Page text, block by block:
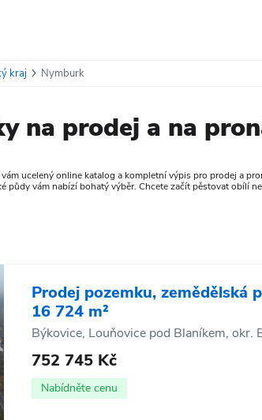
kraj Nymburk
na prodej a na
ucelený online katalog a kompletní výpis pro prodej a
půdy vám nabízí bohatý výběr. Chcete začít pěstovat obílí
Prodej pozemku, zemědělská
16 724 m²
Býkovice, Louňovice pod Blaníkem, okr.
752 745 Kč
Nabídněte cenu